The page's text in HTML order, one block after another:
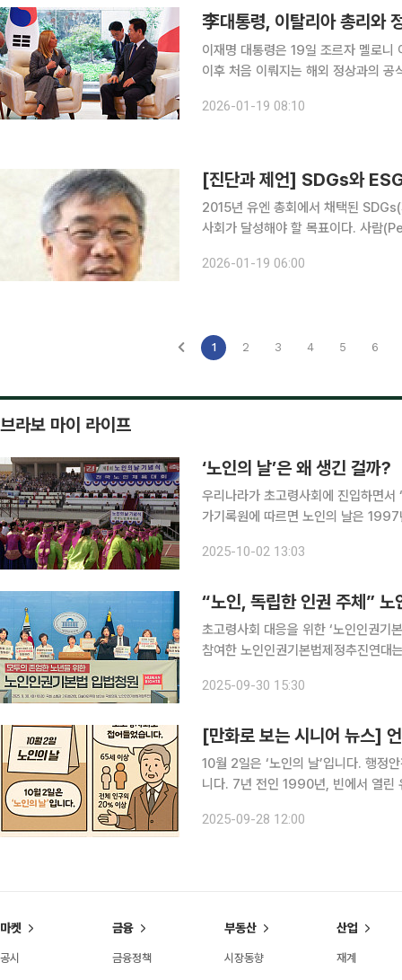
李대통령, 이탈리아 총리와
이재명 대통령은 19일 조르자 멜로니
이후 처음 이뤄지는 해외 정상과의 공식
2026-01-19 08:10
[진단과 제언] SDGs와
2015년 유엔 총회에서 채택된
사회가 달성해야 할 목표이다. 사
하기 위한 것이 아니며, 지구환경
2026-01-19 06:00
1 2 3 4 5 6
브라보 마이 라이프
‘노인의 날’은 왜 생긴 걸까?
우리나라가 초고령사회에 진입하면서 ‘
가기록원에 따르면 노인의 날은
비롯됐다. 1990년 빈에서 열린 제45
2025-10-02 13:03
“노인, 독립한 인권 주체” 노
초고령사회 대응을 위한 ‘노인인권기
참여한 노인인권기본법제정추진연대
회 각계각층에서 그 필요성이 대두되
2025-09-30 15:30
[만화로 보는 시니어 뉴스]
10월 2일은 ‘노인의 날’입니다. 행정
니다. 7년 전인 1990년, 빈에서 열린
나 초고령사회로 진입했습니다. 전체
2025-09-28 12:00
마켓
공시
금융
금융정책
부동산
시장동향
산업
재계